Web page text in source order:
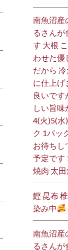
南魚沼産
るさんが
す 大根
わせた優
だから
に仕上げ
良いです
しい旨
4(火)5(水
ク 1パッ
お待ちし
予定です
焼肉 太
鰹 昆布
染み中
南魚沼産
るさんが